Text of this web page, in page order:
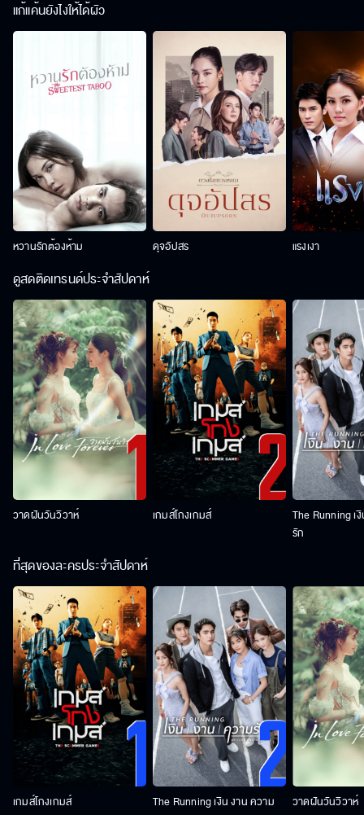
แก้แค้นยังไงให้ได้ผัว
หวานรักต้องห้าม ดุจอัปสร แรงเงา
ดูสดติดเทรนด์ประจำสัปดาห์
วาดฝันวันวิวาห์ เกมส์โกงเกมส์
The Running เ
รัก
ที่สุดของละครประจำสัปดาห์
เกมส์โกงเกมส์
The Running เงิน งาน ความ
วาดฝันวันวิวาห์